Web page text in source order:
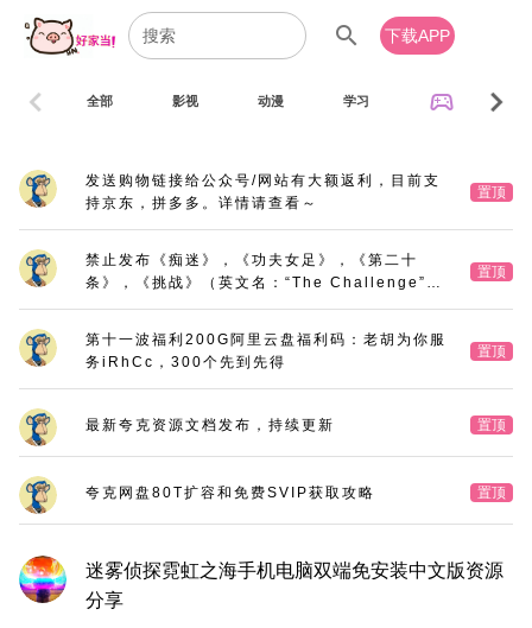
search 下载APP
全部 影视 动漫 学习 sports_esports
chevron_left chevron_right
发送购物链接给公众号/网站有大额返利，目前支
持京东，拼多多。详情请查看～
置顶
禁止发布《痴迷》，《功夫女足》，《第二十
条》，《挑战》（英文名：“The Challenge”，
又名：《深空拯救者》），《三大队》电影版
置顶
第十一波福利200G阿里云盘福利码：老胡为你服
务iRhCc，300个先到先得
置顶
最新夸克资源文档发布，持续更新 置顶
夸克网盘80T扩容和免费SVIP获取攻略 置顶
迷雾侦探霓虹之海手机电脑双端免安装中文版资源
分享